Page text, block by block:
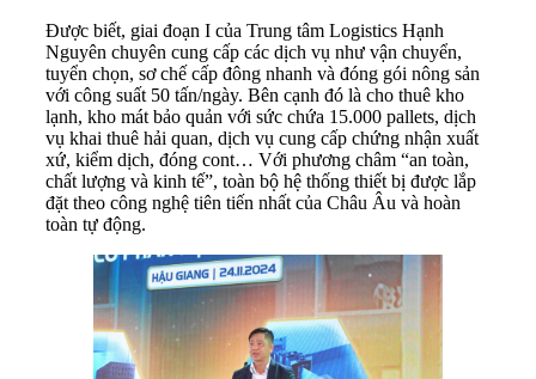
Được biết, giai đoạn I của Trung tâm Logistics Hạnh
Nguyên chuyên cung cấp các dịch vụ như vận chuyển,
tuyển chọn, sơ chế cấp đông nhanh và đóng gói nông sản
với công suất 50 tấn/ngày. Bên cạnh đó là cho thuê kho
lạnh, kho mát bảo quản với sức chứa 15.000 pallets, dịch
vụ khai thuê hải quan, dịch vụ cung cấp chứng nhận xuất
xứ, kiểm dịch, đóng cont… Với phương châm “an toàn,
chất lượng và kinh tế”, toàn bộ hệ thống thiết bị được lắp
đặt theo công nghệ tiên tiến nhất của Châu Âu và hoàn
toàn tự động.